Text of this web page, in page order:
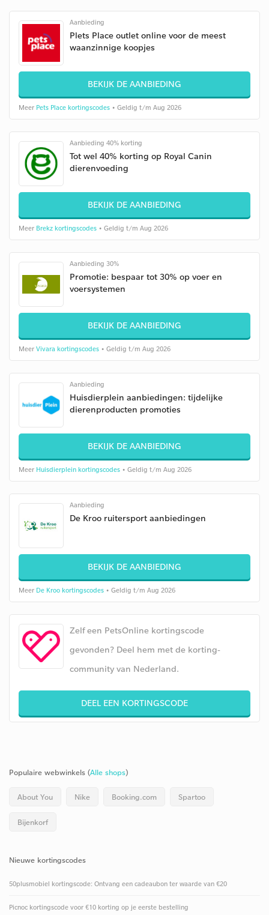
Aanbieding
Plets Place outlet online voor de meest
waanzinnige koopjes
BEKIJK DE AANBIEDING
Meer Pets Place kortingscodes • Geldig t/m Aug 2026
Aanbieding 40% korting
Tot wel 40% korting op Royal Canin
dierenvoeding
BEKIJK DE AANBIEDING
Meer Brekz kortingscodes • Geldig t/m Aug 2026
Aanbieding 30%
Promotie: bespaar tot 30% op voer en
voersystemen
BEKIJK DE AANBIEDING
Meer Vivara kortingscodes • Geldig t/m Aug 2026
Aanbieding
Huisdierplein aanbiedingen: tijdelijke
dierenproducten promoties
BEKIJK DE AANBIEDING
Meer Huisdierplein kortingscodes • Geldig t/m Aug 2026
Aanbieding
De Kroo ruitersport aanbiedingen
BEKIJK DE AANBIEDING
Meer De Kroo kortingscodes • Geldig t/m Aug 2026
Zelf een PetsOnline kortingscode
gevonden? Deel hem met de korting-
community van Nederland.
DEEL EEN KORTINGSCODE
Populaire webwinkels (Alle shops)
About You Nike Booking.com Spartoo
Bijenkorf
Nieuwe kortingscodes
50plusmobiel kortingscode: Ontvang een cadeaubon ter waarde van €20
Picnoc kortingscode voor €10 korting op je eerste bestelling